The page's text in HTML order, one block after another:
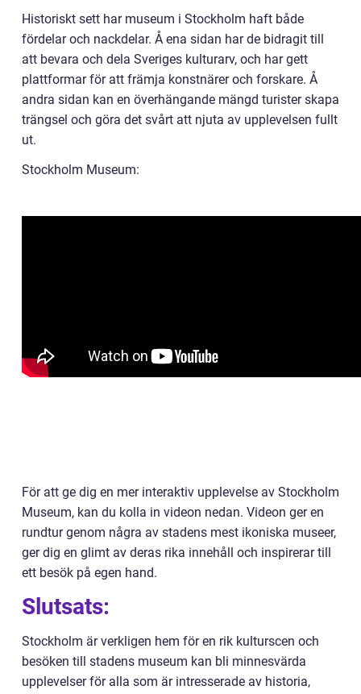
Historiskt sett har museum i Stockholm haft både
fördelar och nackdelar. Å ena sidan har de bidragit till
att bevara och dela Sveriges kulturarv, och har gett
plattformar för att främja konstnärer och forskare. Å
andra sidan kan en överhängande mängd turister skapa
trängsel och göra det svårt att njuta av upplevelsen fullt
ut.
Stockholm Museum:
För att ge dig en mer interaktiv upplevelse av Stockholm
Museum, kan du kolla in videon nedan. Videon ger en
rundtur genom några av stadens mest ikoniska museer,
ger dig en glimt av deras rika innehåll och inspirerar till
ett besök på egen hand.
Slutsats:
Stockholm är verkligen hem för en rik kulturscen och
besöken till stadens museum kan bli minnesvärda
upplevelser för alla som är intresserade av historia,